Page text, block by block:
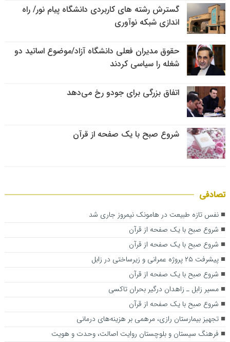
گسترش رشته های کاربردی دانشگاه پیام نور/ راه
اندازی شبکه نوآوری
حقوق مدیران فعلی دانشگاه آزاد/موضوع اساتید دو
شغله را سیاسی کردند
اتفاق بزرگی برای جودو رخ می‌دهد
شروع صبح با یک صفحه از قرآن
تصادفی
نفس تازه طبیعت در هامونک نیمروز جاری شد
شروع صبح با یک صفحه از قرآن
شروع صبح با یک صفحه از قرآن
پیشرفت ۲۵ پروژه عمرانی و زیرساختی در زابل
شروع صبح با یک صفحه از قرآن
مسیر زابل‌ ـ زاهدان درگیر بحران تاکسی
شروع صبح با یک صفحه از قرآن
تجهیز بیمارستان رازی، مرهمی بر هزینه‌های درمانی
فرهنگ سیستان و بلوچستان روایت اصالت، وحدت و هویت